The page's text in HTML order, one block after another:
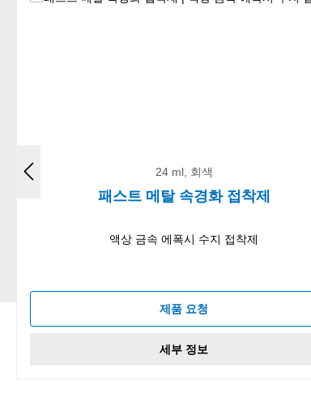
24 ml, 회색
패스트 메탈 속경화 접착제
액상 금속 에폭시 수지 접착제
제품 요청
세부 정보